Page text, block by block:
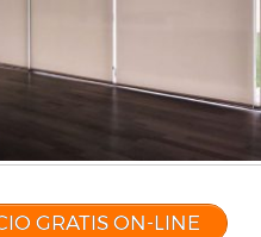
GRATIS ON-LINE